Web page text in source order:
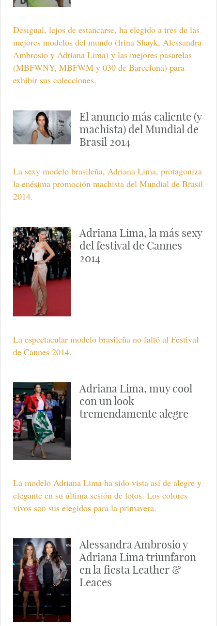
Desigual, lejos de estancarse, ha elegido a tres de las
mejores modelos del mundo (Irina Shayk, Alessandra
Ambrosio y Adriana Lima) y las mejores pasarelas
(MBFWNY, MBFWM y 030 de Barcelona) para
exhibir sus colecciones.
El anuncio más caliente (y
machista) del Mundial de
Brasil 2014
La sexy modelo brasileña, Adriana Lima, protagoniza
la enésima promoción machista del Mundial de Brasil
2014.
Adriana Lima, la más sexy
del festival de Cannes
2014
La espectacular modelo brasileña no faltó al Festival
de Cannes 2014.
Adriana Lima, muy cool
con un look
tremendamente alegre
La modelo Adriana Lima ha sido vista así de alegre y
elegante en su última sesión de fotos. Los colores
vivos son sus elegidos para la primavera.
Alessandra Ambrosio y
Adriana Lima triunfaron
en la fiesta Leather &
Leaces